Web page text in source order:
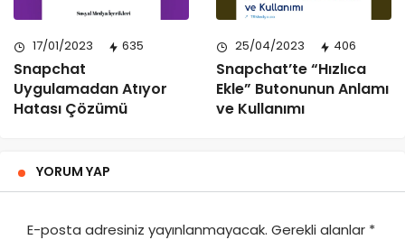
17/01/2023 635
Snapchat
Uygulamadan Atıyor
Hatası Çözümü
25/04/2023 406
Snapchat’te “Hızlıca
Ekle” Butonunun Anlamı
ve Kullanımı
YORUM YAP
E-posta adresiniz yayınlanmayacak. Gerekli alanlar *